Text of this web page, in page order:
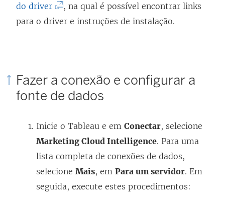
do driver(
O
k
a
r
e
e
m
n
, na qual é possível encontrar links
para o driver e instruções de instalação.
Fazer a conexão e configurar a
fonte de dados
Inicie o Tableau e em Conectar, selecione
Marketing Cloud Intelligence. Para uma
lista completa de conexões de dados,
selecione Mais, em Para um servidor. Em
seguida, execute estes procedimentos: